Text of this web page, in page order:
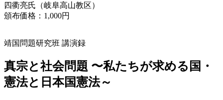
四衢亮氏（岐阜高山教区）
頒布価格：1,000円
靖国問題研究班 講演録
真宗と社会問題 〜私たちが求める国・
憲法と 日本国憲法～